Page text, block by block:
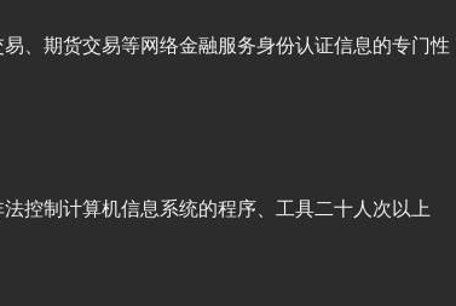
、期货交易等网络金融服务身份认证信息的专门性
控制计算机信息系统的程序、工具二十人次以上